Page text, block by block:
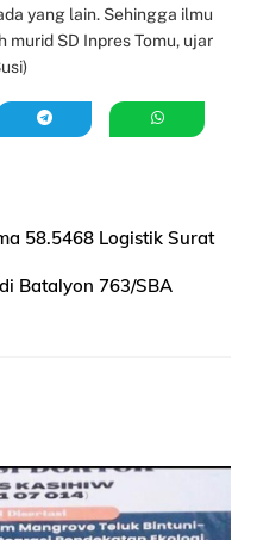
yang lain. Sehingga ilmu
SD Inpres Tomu, ujar
58.5468 Logistik Surat
Batalyon 763/SBA